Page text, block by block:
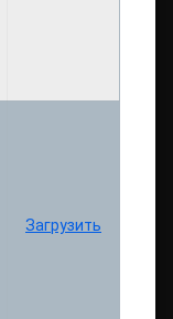
Загрузить